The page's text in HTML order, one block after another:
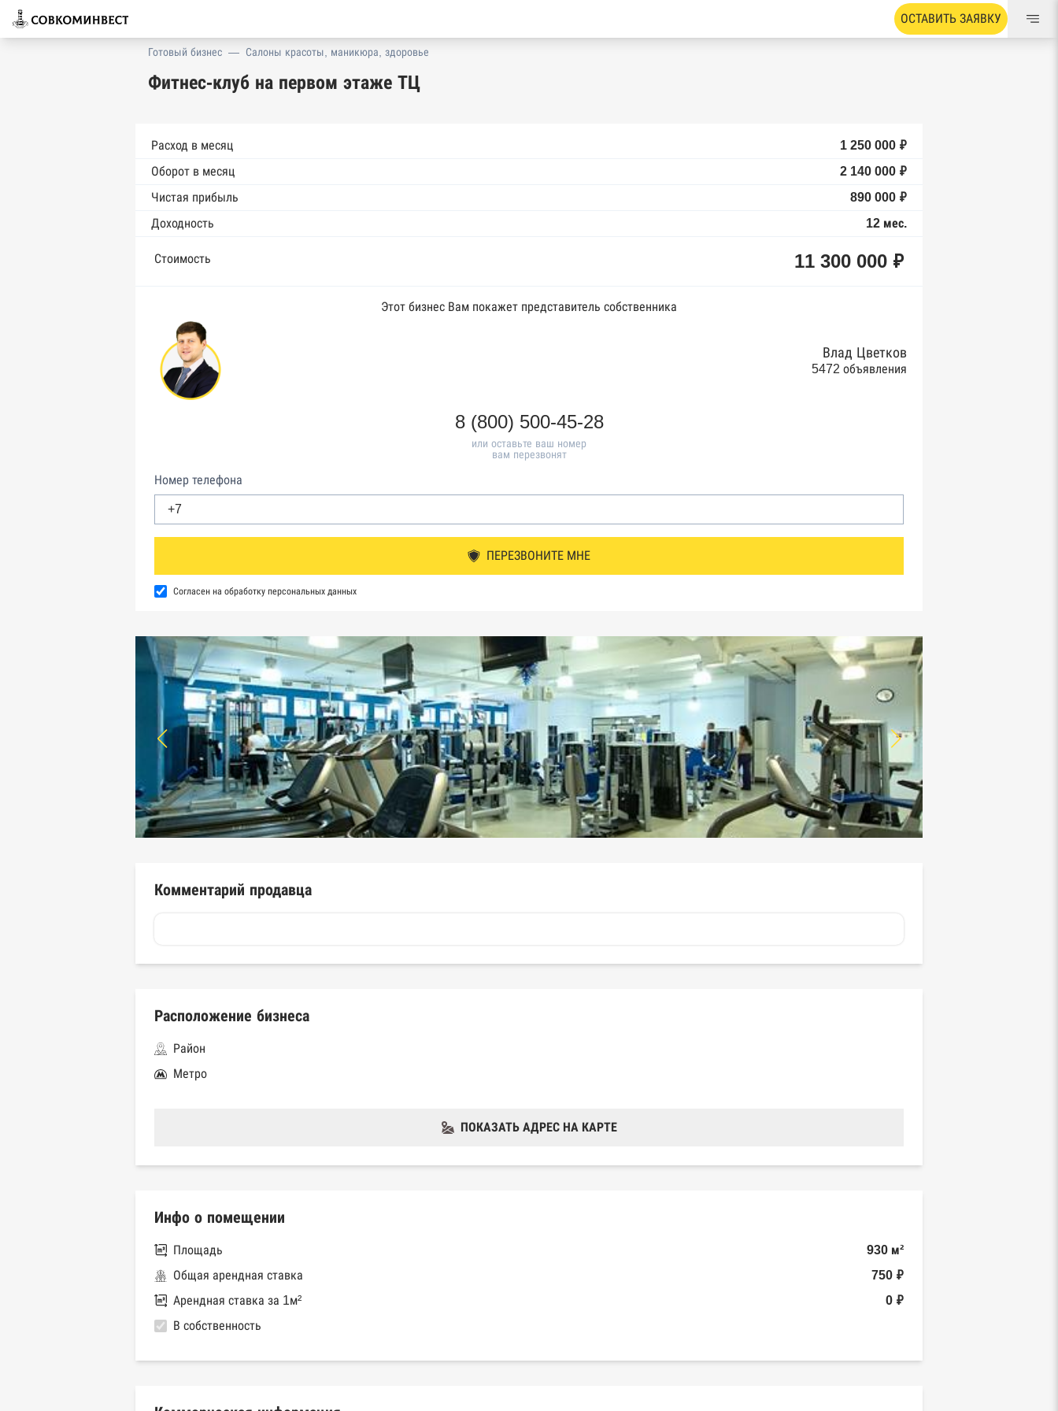
ОСТАВИТЬ ЗАЯВКУ
Готовый бизнес — Салоны красоты, маникюра, здоровье
Фитнес-клуб на первом этаже ТЦ
Расход в месяц
1 250 000 ₽
Оборот в месяц
2 140 000 ₽
Чистая прибыль
890 000 ₽
Доходность
12 мес.
Стоимость 11 300 000 ₽
Этот бизнес Вам покажет представитель собственника
Влад Цветков
5472 объявления
8 (800) 500-45-28
или оставьте ваш номер
вам перезвонят
Номер телефона
ПЕРЕЗВОНИТЕ МНЕ
Согласен на обработку персональных данных
Комментарий продавца
Расположение бизнеса
Район
Метро
ПОКАЗАТЬ АДРЕС НА КАРТЕ
Инфо о помещении
Площадь
930 м²
Общая арендная ставка
750 ₽
Арендная ставка за 1м²
0 ₽
В собственность